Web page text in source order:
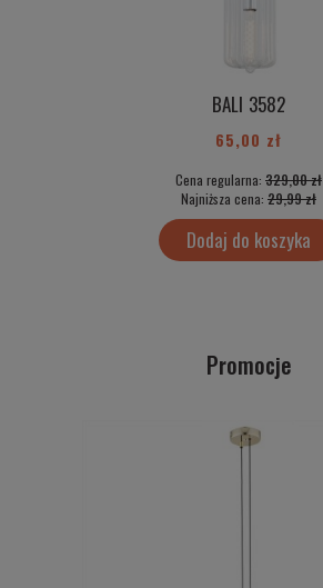
BALI 3582
65,00 zł
Cena regularna: 329,00 zł
Najniższa cena: 29,99 zł
Dodaj do koszyka
Promocje